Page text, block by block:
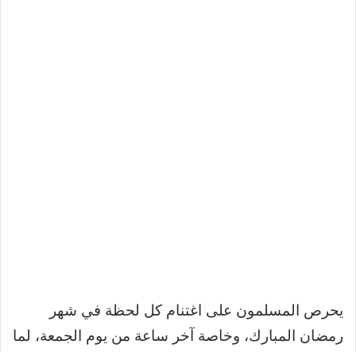
يحرص المسلمون على اغتنام كل لحظة في شهر
رمضان المبارك، وخاصة آخر ساعة من يوم الجمعة، لما